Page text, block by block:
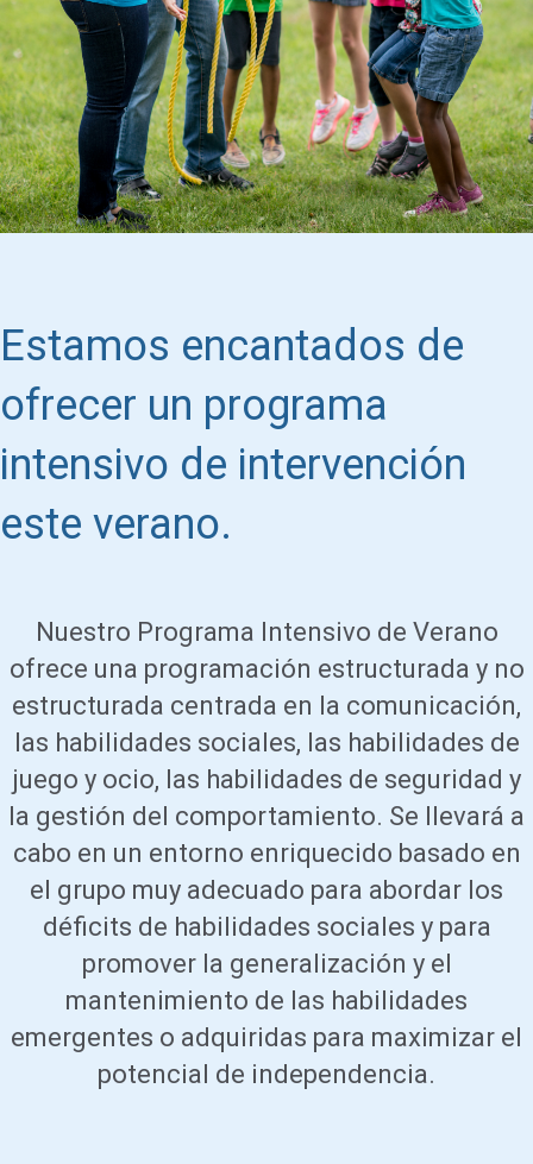
Programa intensivo de verano
Estamos encantados de
ofrecer un programa
intensivo de intervención
este verano.
Nuestro Programa Intensivo de Verano
ofrece una programación estructurada y no
estructurada centrada en la comunicación,
las habilidades sociales, las habilidades de
juego y ocio, las habilidades de seguridad y
la gestión del comportamiento. Se llevará a
cabo en un entorno enriquecido basado en
el grupo muy adecuado para abordar los
déficits de habilidades sociales y para
promover la generalización y el
mantenimiento de las habilidades
emergentes o adquiridas para maximizar el
potencial de independencia.